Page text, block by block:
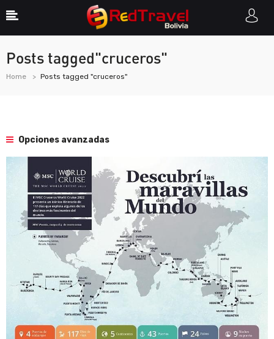
Posts tagged"cruceros"
Home Posts tagged "cruceros"
Opciones avanzadas